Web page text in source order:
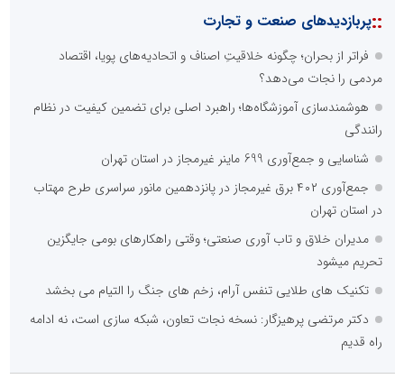
::پربازدیدهای صنعت و تجارت
فراتر از بحران؛ چگونه خلاقیتِ اصناف و اتحادیه‌های پویا، اقتصاد
مردمی را نجات می‌دهد؟
هوشمندسازی آموزشگاه‌ها؛ راهبرد اصلی برای تضمین کیفیت در نظام
رانندگی
شناسایی و جمع‌آوری 699 ماینر غیرمجاز در استان تهران
جمع‌آوری ۴۰۲ برق غیرمجاز در پانزدهمین مانور سراسری طرح مهتاب
در استان تهران
مدیران خلاق و تاب آوری صنعتی؛ وقتی راهکارهای بومی جایگزین
تحریم میشود
تکنیک های طلایی تنفس آرام، زخم های جنگ را التیام می بخشد
دکتر مرتضی پرهیزگار: نسخه نجات تعاون، شبکه سازی است، نه ادامه
راه قدیم